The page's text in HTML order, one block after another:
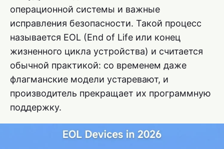
операционной системы и важные
исправления безопасности. Такой процесс
называется EOL (End of Life или конец
жизненного цикла устройства) и считается
обычной практикой: со временем даже
флагманские модели устаревают, и
производитель прекращает их программную
поддержку.